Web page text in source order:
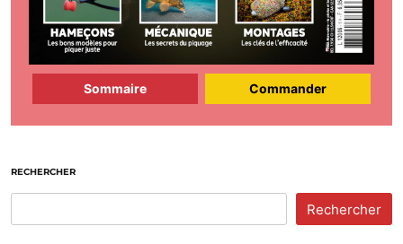
Sommaire Commander
RECHERCHER
Rechercher